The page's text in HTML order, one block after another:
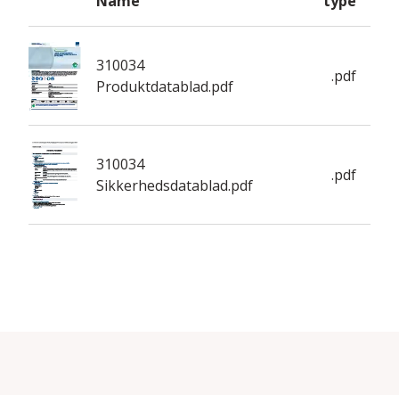
310034
Produktdatablad.pdf
.pdf
310034
Sikkerhedsdatablad.pdf
.pdf